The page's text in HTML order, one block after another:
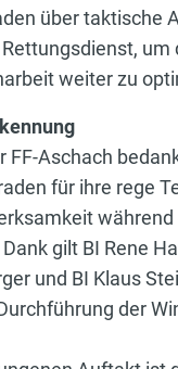
über taktische
um
weiter zu
FF-Aschach
für ihre rege
während
gilt BI Rene
und BI Klaus
der